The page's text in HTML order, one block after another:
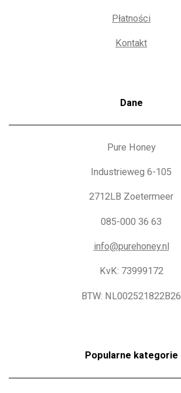
Płatności
Kontakt
Dane
Pure Honey
Industrieweg 6-105
2712LB Zoetermeer
085-000 36 63
info@purehoney.nl
KvK: 73999172
BTW: NL002521822B26
Popularne kategorie